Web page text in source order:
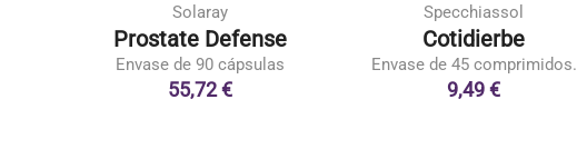
Solaray
Prostate Defense
Envase de 90 cápsulas
55,72 €
Specchiassol
Cotidierbe
Envase de 45 comprimidos.
9,49 €